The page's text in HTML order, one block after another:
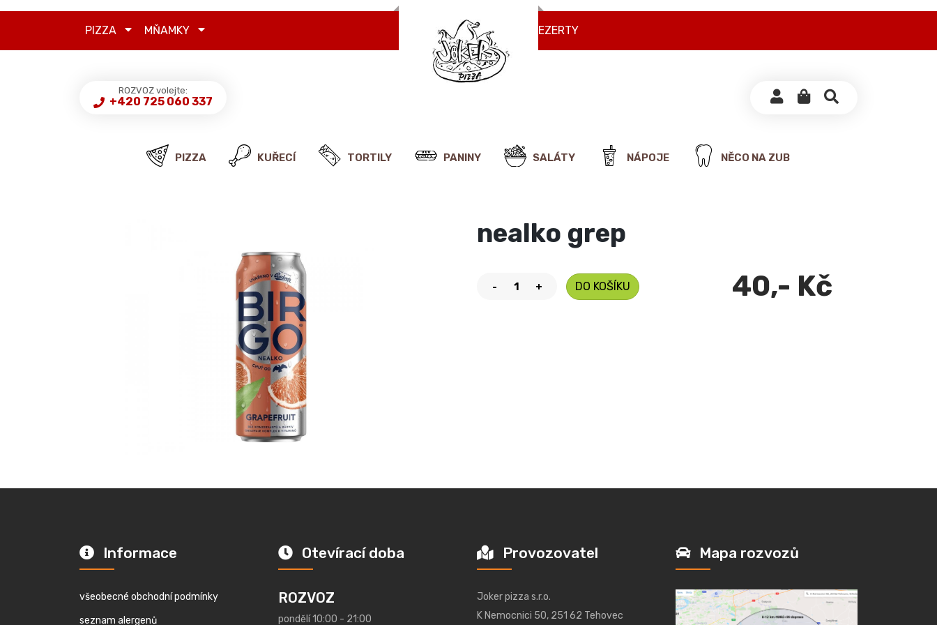
PIZZA MŇAMKY NÁPOJE ZMRZLINY DEZERTY
ROZVOZ volejte:
+420 725 060 337
PIZZA KUŘECÍ TORTILY PANINY SALÁTY NÁPOJE NĚCO NA ZUB
nealko grep
- + DO KOŠÍKU 40,- Kč
Informace
všeobecné obchodní podmínky
seznam alergenů
Otevírací doba
ROZVOZ
pondělí 10:00 - 21:00
Provozovatel
Joker pizza s.r.o.
K Nemocnici 50, 251 62 Tehovec
Mapa rozvozů